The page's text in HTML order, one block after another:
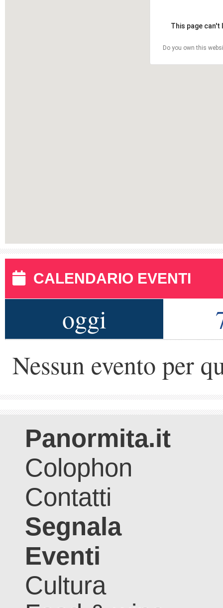
This page
Do you own this
CALENDARIO EVENTI
oggi
Nessun evento per
Panormita.it
Colophon
Contatti
Segnala
Eventi
Cultura